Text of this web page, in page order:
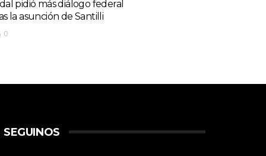
pidió más diálogo federal
la asunción de Santilli
0
SEGUINOS